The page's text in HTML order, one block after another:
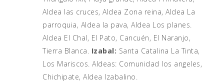
Aldea las cruces, Aldea Zona reina, Aldea La
parroquia, Aldea la pava, Aldea Los planes.
Aldea El Chal, El Pato, Cancuén, El Naranjo,
Tierra Blanca. Izabal: Santa Catalina La Tinta,
Los Mariscos. Aldeas: Comunidad los angeles,
Chichipate, Aldea Izabalino.